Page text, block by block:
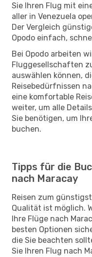
Sie Ihren Flug mit
aller in Venezuela
Der Vergleich
Opodo einfach,
Bei Opodo arbeiten
Fluggesellschaften
auswählen können,
Reisebedürfnissen
eine komfortable
weiter, um alle
Sie benötigen, um
buchen.
Tipps für die
nach Maracay
Reisen zum
Qualität ist möglich.
Ihre Flüge nach
besten Optionen
die Sie beachten
Sie Ihren Flug nach